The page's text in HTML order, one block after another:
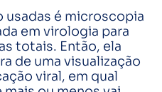
usadas é microscopia
em virologia para
totais. Então, ela
de uma visualização
viral, em qual